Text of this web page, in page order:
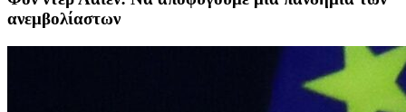
ανεμβολίαστων